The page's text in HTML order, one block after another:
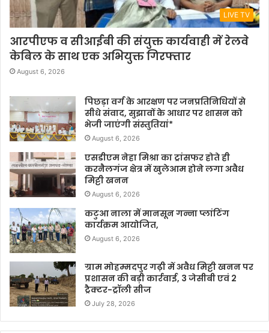
LIVE TV
आरपीएफ व सीआईबी की संयुक्त कार्यवाही में रेलवे
केबिल के साथ एक अभियुक्त गिरफ्तार
August 6, 2026
पिछड़ा वर्ग के आरक्षण पर जनप्रतिनिधियों से
सीधे संवाद, सुझावों के आधार पर शासन को
भेजी जाएंगी संस्तुतियां*
August 6, 2026
एसडीएम नेहा मिश्रा का ट्रांसफर होते ही
करनैलगंज क्षेत्र में खुलेआम होने लगा अवैध
मिट्टी खनन
August 6, 2026
कटुआ नाला में मानसून गन्ना प्लांटिंग
कार्यक्रम आयोजित,
August 6, 2026
ग्राम मोहम्मदपुर गढ़ी में अवैध मिट्टी खनन पर
प्रशासन की बड़ी कार्रवाई, 3 जेसीबी एवं 2
ट्रैक्टर-ट्रॉली सीज
July 28, 2026